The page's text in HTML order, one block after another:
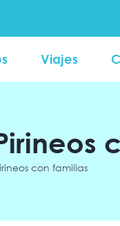
Viajes
con familias